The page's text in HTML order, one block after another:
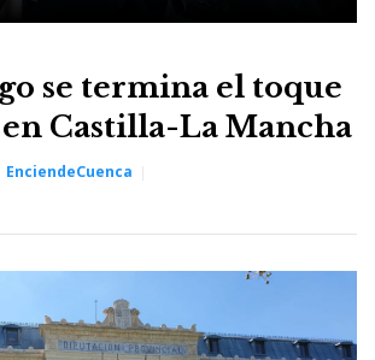
se termina el toque
Castilla-La Mancha
EnciendeCuenca